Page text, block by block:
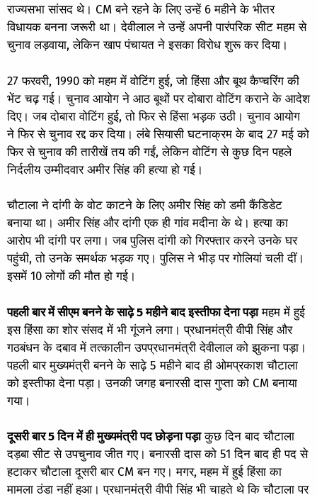
राज्यसभा सांसद थे। CM बने रहने के लिए उन्हें 6 महीने के भीतर
विधायक बनना जरूरी था। देवीलाल ने उन्हें अपनी पारंपरिक सीट महम से
चुनाव लड़वाया, लेकिन खाप पंचायत ने इसका विरोध शुरू कर दिया।
27 फरवरी, 1990 को महम में वोटिंग हुई, जो हिंसा और बूथ कैप्चरिंग की
भेंट चढ़ गई। चुनाव आयोग ने आठ बूथों पर दोबारा वोटिंग कराने के आदेश
दिए। जब दोबारा वोटिंग हुई, तो फिर से हिंसा भड़क उठी। चुनाव आयोग
ने फिर से चुनाव रद्द कर दिया। लंबे सियासी घटनाक्रम के बाद 27 मई को
फिर से चुनाव की तारीखें तय की गईं, लेकिन वोटिंग से कुछ दिन पहले
निर्दलीय उम्मीदवार अमीर सिंह की हत्या हो गई।
चौटाला ने दांगी के वोट काटने के लिए अमीर सिंह को डमी कैंडिडेट
बनाया था। अमीर सिंह और दांगी एक ही गांव मदीना के थे। हत्या का
आरोप भी दांगी पर लगा। जब पुलिस दांगी को गिरफ्तार करने उनके घर
पहुंची, तो उनके समर्थक भड़क गए। पुलिस ने भीड़ पर गोलियां चली दीं।
इसमें 10 लोगों की मौत हो गई।
पहली बार में सीएम बनने के साढ़े 5 महीने बाद इस्तीफा देना पड़ामहम में हुई
इस हिंसा का शोर संसद में भी गूंजने लगा। प्रधानमंत्री वीपी सिंह और
गठबंधन के दबाव में तत्कालीन उपप्रधानमंत्री देवीलाल को झुकना पड़ा।
पहली बार मुख्यमंत्री बनने के साढ़े 5 महीने बाद ही ओमप्रकाश चौटाला
को इस्तीफा देना पड़ा। उनकी जगह बनारसी दास गुप्ता को CM बनाया
गया।
दूसरी बार 5 दिन में ही मुख्यमंत्री पद छोड़ना पड़ाकुछ दिन बाद चौटाला
दड़बा सीट से उपचुनाव जीत गए। बनारसी दास को 51 दिन बाद ही पद से
हटाकर चौटाला दूसरी बार CM बन गए। मगर, महम में हुई हिंसा का
मामला ठंडा नहीं हुआ। प्रधानमंत्री वीपी सिंह भी चाहते थे कि चौटाला पर